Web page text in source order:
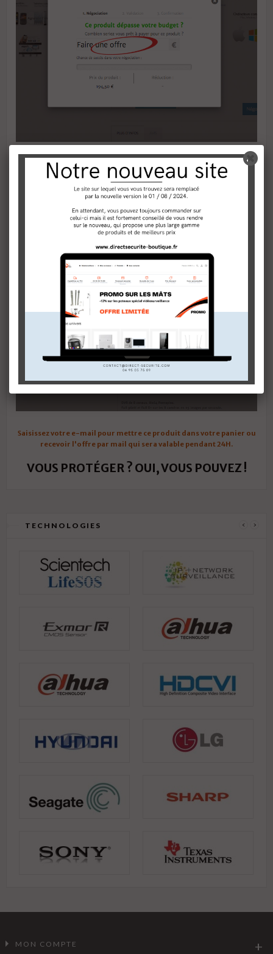
3- Vous avez saisi un prix recevable pour vous et Video-
Surveillance-Direct ?
Saisissez votre e-mail pour mettre ce produit dans votre panier ou
recevoir l'offre par mail qui sera valable pendant 24H.
VOUS PROTÉGER ? OUI, VOUS POUVEZ !
TECHNOLOGIES ‹ ›
MON COMPTE